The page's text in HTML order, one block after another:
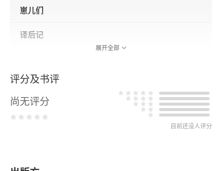
崽儿们
译后记
展开全部
评分及书评
尚无评分
目前还没人评分